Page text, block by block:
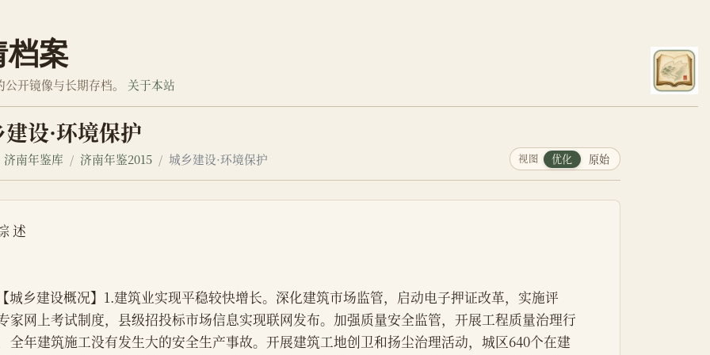
档案
开镜像与长期存档。 关于本站
设·环境保护
济南年鉴库 济南年鉴2015 城乡建设·环境保护 视图 优化 原始